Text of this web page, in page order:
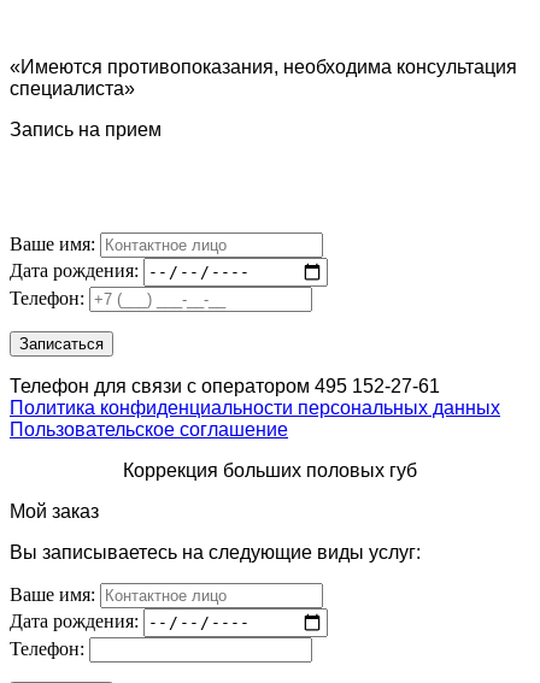
«Имеются противопоказания, необходима консультация
специалиста»
Запись на прием
Ваше имя:
Дата рождения:
Телефон:
Телефон для связи с оператором 495 152-27-61
Политика конфиденциальности персональных данных
Пользовательское соглашение
Коррекция больших половых губ
Мой заказ
Вы записываетесь на следующие виды услуг:
Ваше имя:
Дата рождения:
Телефон: